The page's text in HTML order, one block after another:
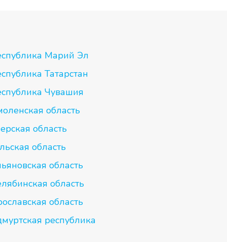
Марий Эл
Татарстан
Чувашия
область
область
область
область
область
область
республика